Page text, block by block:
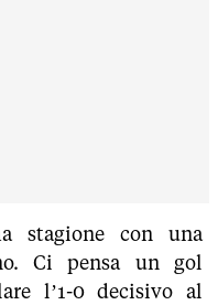
stagione con una
Ci pensa un gol
l’1-0 decisivo al